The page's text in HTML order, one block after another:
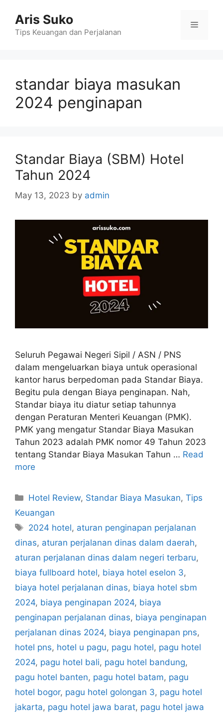
content
Aris Suko
Tips Keuangan dan Perjalanan
Menu
standar biaya masukan
2024 penginapan
Standar Biaya (SBM) Hotel
Tahun 2024
May 13, 2023 by admin
Seluruh Pegawai Negeri Sipil / ASN / PNS
dalam mengeluarkan biaya untuk operasional
kantor harus berpedoman pada Standar Biaya.
Begitu pula dengan Biaya penginapan. Nah,
Standar biaya itu diatur setiap tahunnya
dengan Peraturan Menteri Keuangan (PMK).
PMK yang mengatur Standar Biaya Masukan
Tahun 2023 adalah PMK nomor 49 Tahun 2023
tentang Standar Biaya Masukan Tahun … Read
more
Categories
Hotel Review, Standar Biaya Masukan,Tips
Keuangan
Tags
2024 hotel, aturan penginapan perjalanan
dinas, aturan perjalanan dinas dalam daerah,
aturan perjalanan dinas dalam negeri terbaru,
biaya fullboard hotel, biaya hotel eselon 3,
biaya hotel perjalanan dinas, biaya hotel sbm
2024, biaya penginapan 2024, biaya
penginapan perjalanan dinas, biaya penginapan
perjalanan dinas 2024, biaya penginapan pns,
hotel pns, hotel u pagu, pagu hotel, pagu hotel
2024, pagu hotel bali, pagu hotel bandung,
pagu hotel banten, pagu hotel batam, pagu
hotel bogor, pagu hotel golongan 3, pagu hotel
jakarta, pagu hotel jawa barat, pagu hotel jawa